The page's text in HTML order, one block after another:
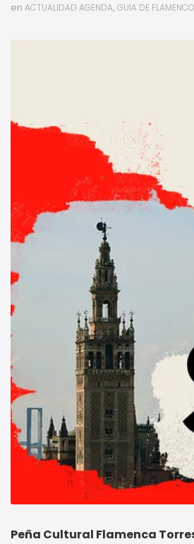
en ACTUALIDAD AGENDA, GUIA DE FLAMENCO
Peña Cultural Flamenca